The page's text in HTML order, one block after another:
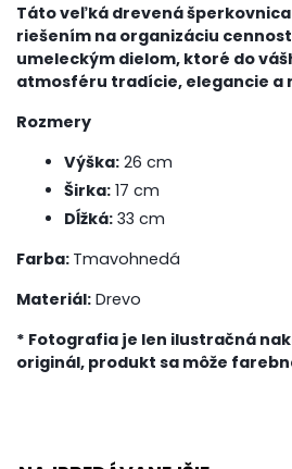
Táto veľká drevená
riešením na organizáciu
umeleckým dielom, ktoré do
atmosféru tradície, elegancie a
Rozmery
Výška: 26 cm
Širka: 17 cm
Dĺžká: 33 cm
Farba: Tmavohnedá
Materiál: Drevo
* Fotografia je len ilustračná
originál, produkt sa môže